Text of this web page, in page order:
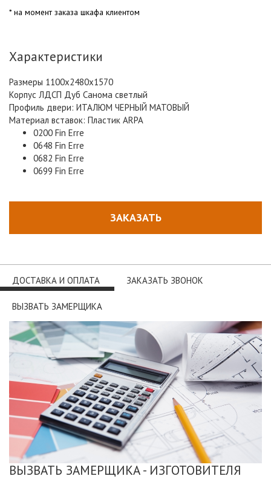
* на момент заказа шкафа клиентом
Характеристики
Размеры 1100х2480х1570
Корпус ЛДСП Дуб Санома светлый
Профиль двери: ИТАЛЮМ ЧЕРНЫЙ МАТОВЫЙ
Материал вставок: Пластик ARPA
0200 Fin Erre
0648 Fin Erre
0682 Fin Erre
0699 Fin Erre
ЗАКАЗАТЬ
ДОСТАВКА И ОПЛАТА ЗАКАЗАТЬ ЗВОНОК
ВЫЗВАТЬ ЗАМЕРЩИКА
ВЫЗВАТЬ ЗАМЕРЩИКА - ИЗГОТОВИТЕЛЯ